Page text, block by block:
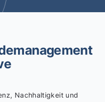
Nachhaltigkeit und